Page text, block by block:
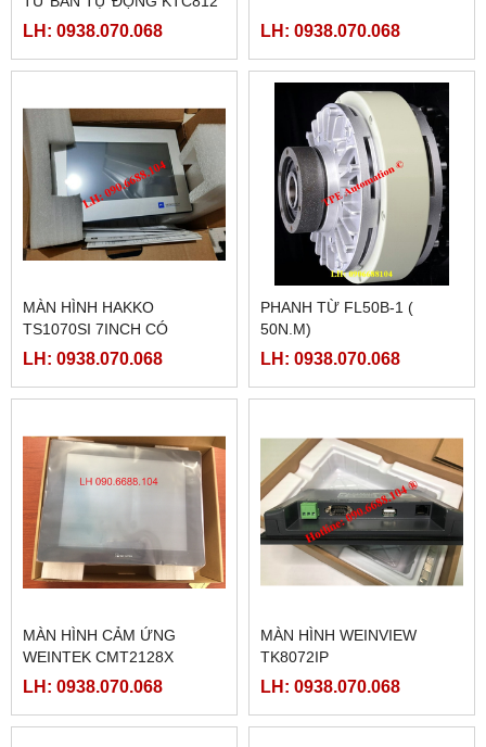
LH: 0938.070.068 LH: 0938.070.068
MÀN HÌNH HAKKO
TS1070SI 7INCH CÓ
ETHERNET
LH: 0938.070.068
PHANH TỪ FL50B-1 (
50N.M)
LH: 0938.070.068
MÀN HÌNH CẢM ỨNG
WEINTEK CMT2128X
LH: 0938.070.068
MÀN HÌNH WEINVIEW
TK8072IP
LH: 0938.070.068